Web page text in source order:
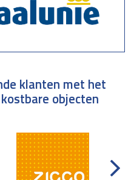
klanten met het
objecten